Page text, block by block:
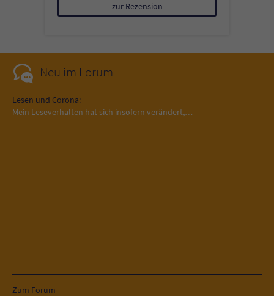
zur Rezension
Neu im Forum
Lesen und Corona:
Mein Leseverhalten hat sich insofern verändert,…
Zum Forum